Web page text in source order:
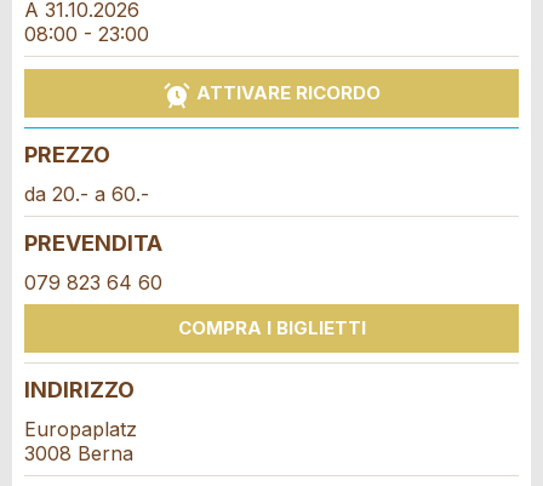
Il tuo feedback è molto apprezzato!
Feedback generale
Questo annuncio non è più valido
Annuncio incompleto
Raccomando questo annuncio agli amici.
* Ingresso richiesto
CONSIGLIAMO L'ANNUNCIO
Prenotazione
Data dell'evento *:
Anzahl der Teilnehmer *:
Nome / Cognome *:
Ditta / istituzione:
Indirizzo supplementare:
A 31.10.2026
08:00 - 23:00
ATTIVARE RICORDO
PREZZO
da 20.- a 60.-
PREVENDITA
079 823 64 60
COMPRA I BIGLIETTI
INDIRIZZO
Europaplatz
3008 Berna